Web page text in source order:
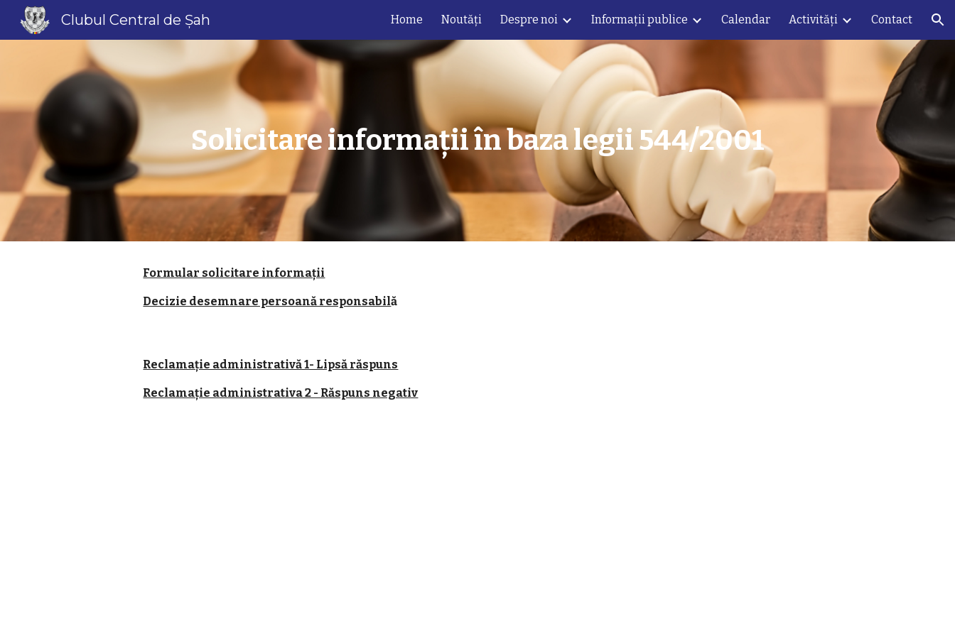
Skip to main content Skip to navigation
Clubul Central de Șah Home Noutăți Despre noi Informații publice Calendar Activități Contact
Solicitare informații în baza legii 544/2001
Formular solicitare informații
Decizie desemnare persoană responsabilă
Reclamație administrativă 1- Lipsă răspuns
Reclamație administrativa 2 - Răspuns negativ